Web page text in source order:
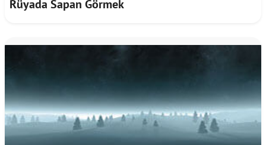
Rüyada Sapan Görmek